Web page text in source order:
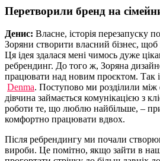
Перетворили бренд на
Денис: Власне, історія перезапуску
Зоряни створити власний бізнес, щоб
Ця ідея здалася мені чимось дуже
ребрендинг. До того ж, Зоряна
працювати над новим проєктом. Так
Denma. Поступово ми розділили між
дівчина займається комунікацією з
роботи те, що люблю найбільше, –
комфортно працювати вдвох.
Після ребрендингу ми почали
вироби. Це помітно, якщо зайти в наш